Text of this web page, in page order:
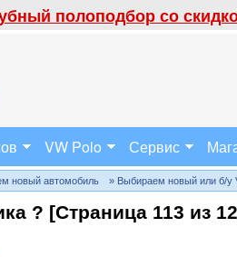
полоподбор со
VW Polo Сервис
новый автомобиль » Выбираем новый или б/у
? [Страница 113 из